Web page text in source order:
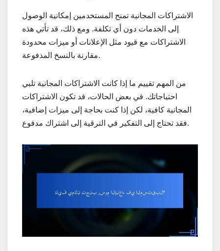
الاشتراكات المجانية تمنح المستخدمين إمكانية الوصول
إلى الخدمات دون أي تكلفة. ومع ذلك، قد تأتي هذه
الاشتراكات مع قيود مثل الإعلانات أو ميزات محدودة
مقارنة بالنسخ المدفوعة.
من المهم تقييم ما إذا كانت الاشتراكات المجانية تلبي
احتياجاتك. في بعض الحالات، قد تكون الاشتراكات
المجانية كافية، لكن إذا كنت بحاجة إلى ميزات إضافية،
فقد تحتاج إلى التفكير في الترقية إلى اشتراك مدفوع.